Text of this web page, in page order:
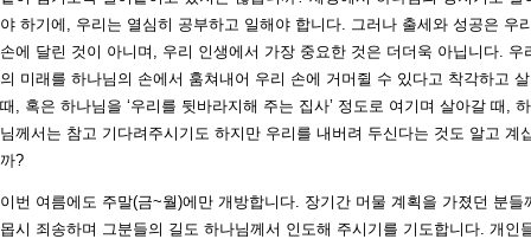
야 하기에, 우리는 열심히 공부하고 일해야 합니다. 그러나 출세와 성공은 우
손에 달린 것이 아니며, 우리 인생에서 가장 중요한 것은 더더욱 아닙니다. 우
의 미래를 하나님의 손에서 훔쳐내어 우리 손에 거머쥘 수 있다고 착각하고 살
때, 혹은 하나님을 ‘우리를 뒷바라지해 주는 집사’ 정도로 여기며 살아갈 때,
님께서는 참고 기다려주시기도 하지만 우리를 내버려 두신다는 것도 알고 계
까?
이번 여름에도 주말(금~월)에만 개방합니다. 장기간 머물 계획을 가졌던 분들
몹시 죄송하며 그분들의 길도 하나님께서 인도해 주시기를 기도합니다. 개인